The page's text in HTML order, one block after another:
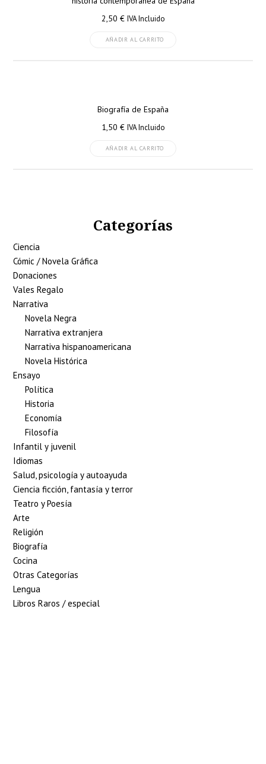
2,50 € IVA Incluido
AÑADIR AL CARRITO
Biografía de España
1,50 € IVA Incluido
AÑADIR AL CARRITO
Categorías
Ciencia
Cómic / Novela Gráfica
Donaciones
Vales Regalo
Narrativa
Novela Negra
Narrativa extranjera
Narrativa hispanoamericana
Novela Histórica
Ensayo
Política
Historia
Economía
Filosofía
Infantil y juvenil
Idiomas
Salud, psicología y autoayuda
Ciencia ficción, fantasía y terror
Teatro y Poesía
Arte
Religión
Biografía
Cocina
Otras Categorías
Lengua
Libros Raros / especial